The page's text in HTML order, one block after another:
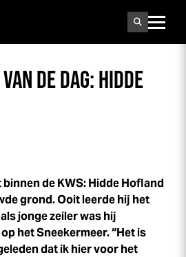
DE DAG: HIDDE
de KWS: Hidde Hofland
grond. Ooit leerde hij het
jonge zeiler was hij
het Sneekermeer. “Het is
dat ik hier voor het